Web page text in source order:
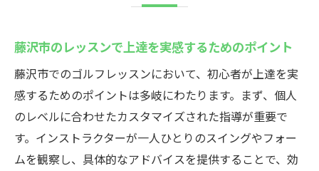
藤沢市のレッスンで上達を実感するためのポイント
藤沢市でのゴルフレッスンにおいて、初心者が上達を実
感するためのポイントは多岐にわたります。まず、個人
のレベルに合わせたカスタマイズされた指導が重要で
す。インストラクターが一人ひとりのスイングやフォー
ムを観察し、具体的なアドバイスを提供することで、効